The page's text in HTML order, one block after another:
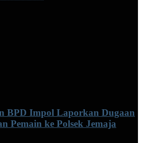
BPD Impol Laporkan Dugaan
Pemain ke Polsek Jemaja